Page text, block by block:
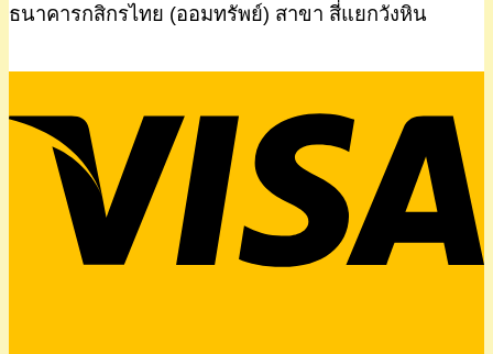
ธนาคารกสิกรไทย (ออมทรัพย์) สาขา สี่แยกวังหิน